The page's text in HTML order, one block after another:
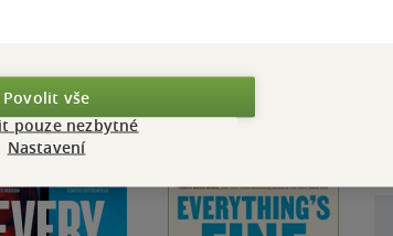
Povolit vše
pouze nezbytné
Nastavení